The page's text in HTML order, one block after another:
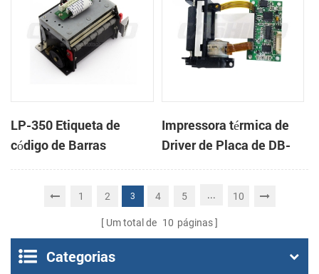
LP-350 Etiqueta de
código de Barras
Mecanismo da
Impressora térmica de
Driver de Placa de DB-
100
1 2 3 4 5 ... 10
Um total de 10 páginas
Categorias